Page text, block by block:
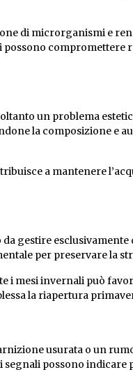
di microrganismi e
compromettere
un problema
la composizione e
a mantenere
gestire esclusivamente
per preservare la
i mesi invernali può
la riapertura
usurata o un
segnali possono